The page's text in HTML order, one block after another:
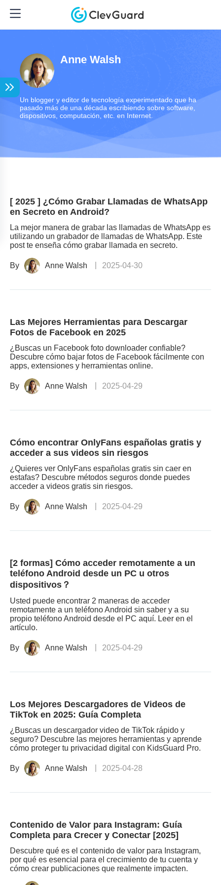
Anne Walsh
Un blogger y editor de tecnología experimentado que ha
pasado más de una década escribiendo sobre software,
dispositivos, computación, etc. en Internet.
[ 2025 ] ¿Cómo Grabar Llamadas de WhatsApp
en Secreto en Android?
La mejor manera de grabar las llamadas de WhatsApp es
utilizando un grabador de llamadas de WhatsApp. Este
post te enseña cómo grabar llamada en secreto.
By Anne Walsh 2025-04-30
Las Mejores Herramientas para Descargar
Fotos de Facebook en 2025
¿Buscas un Facebook foto downloader confiable?
Descubre cómo bajar fotos de Facebook fácilmente con
apps, extensiones y herramientas online.
By Anne Walsh 2025-04-29
Cómo encontrar OnlyFans españolas gratis y
acceder a sus videos sin riesgos
¿Quieres ver OnlyFans españolas gratis sin caer en
estafas? Descubre métodos seguros donde puedes
acceder a videos gratis sin riesgos.
By Anne Walsh 2025-04-29
[2 formas] Cómo acceder remotamente a un
teléfono Android desde un PC u otros
dispositivos？
Usted puede encontrar 2 maneras de acceder
remotamente a un teléfono Android sin saber y a su
propio teléfono Android desde el PC aquí. Leer en el
artículo.
By Anne Walsh 2025-04-29
Los Mejores Descargadores de Videos de
TikTok en 2025: Guía Completa
¿Buscas un descargador video de TikTok rápido y
seguro? Descubre las mejores herramientas y aprende
cómo proteger tu privacidad digital con KidsGuard Pro.
By Anne Walsh 2025-04-28
Contenido de Valor para Instagram: Guía
Completa para Crecer y Conectar [2025]
Descubre qué es el contenido de valor para Instagram,
por qué es esencial para el crecimiento de tu cuenta y
cómo crear publicaciones que realmente impacten.